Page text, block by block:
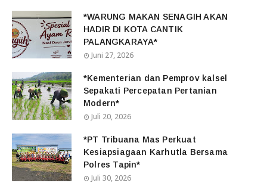
*WARUNG MAKAN SENAGIH AKAN
HADIR DI KOTA CANTIK
PALANGKARAYA*
Juni 27, 2026
*Kementerian dan Pemprov kalsel
Sepakati Percepatan Pertanian
Modern*
Juli 20, 2026
*PT Tribuana Mas Perkuat
Kesiapsiagaan Karhutla Bersama
Polres Tapin*
Juli 30, 2026